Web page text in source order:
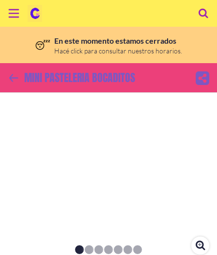
Inicio
Ubicación
😴 En este momento estamos cerrados
Hacé click para consultar nuestros horarios.
MINI PASTELERIA BOCADITOS